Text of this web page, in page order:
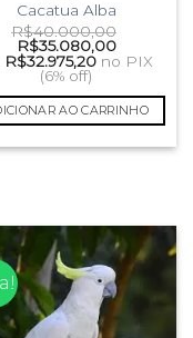
Cacatua Alba
R$40.000,00
O
preço
original
era:
R$40.000,00.
R$35.080,00O
preço
R$32.975,20 no PIX
(6% off)
AO CARRINHO